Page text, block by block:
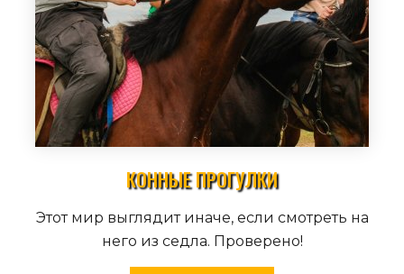
КОННЫЕ ПРОГУЛКИ
Этот мир выглядит иначе, если смотреть на
него из седла. Проверено!